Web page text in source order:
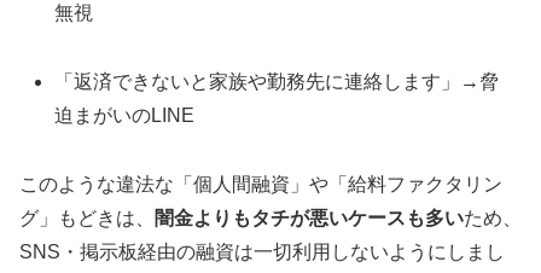
無視
「返済できないと家族や勤務先に連絡します」→脅
迫まがいのLINE
このような違法な「個人間融資」や「給料ファクタリン
グ」もどきは、
闇金よりもタチが悪いケースも多いため、
SNS・掲示板経由の融資は一切利用しないようにしまし